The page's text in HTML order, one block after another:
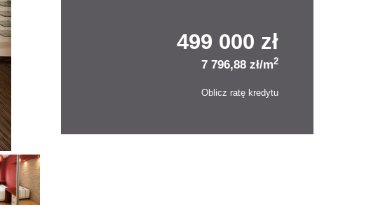
499 000 zł
7 796,88 zł/m2
Oblicz ratę kredytu